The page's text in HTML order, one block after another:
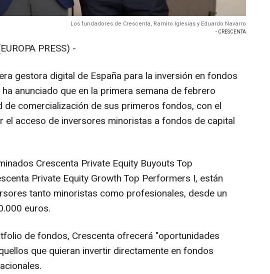
Los fundadores de Crescenta, Ramiro Iglesias y Eduardo Navarro
- CRESCENTA
PRESS) -
gestora digital de España para la inversión en fondos
anunciado que en la primera semana de febrero
de comercialización de sus primeros fondos, con el
el acceso de inversores minoristas a fondos de capital
Crescenta Private Equity Buyouts Top
Private Equity Growth Top Performers I, están
tanto minoristas como profesionales, desde un
euros.
de fondos, Crescenta ofrecerá "oportunidades
que quieran invertir directamente en fondos